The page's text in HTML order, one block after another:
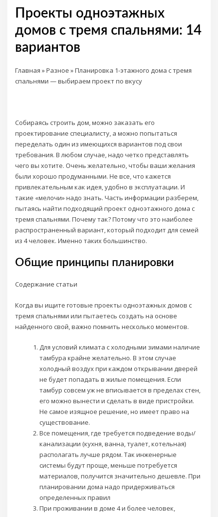
Проекты одноэтажных
домов с тремя спальнями: 14
вариантов
Главная » Разное » Планировка 1-этажного дома с тремя
спальнями — выбираем проект по вкусу
Собираясь строить дом, можно заказать его
проектирование специалисту, а можно попытаться
переделать один из имеющихся вариантов под свои
требования. В любом случае, надо четко представлять
чего вы хотите. Очень желательно, чтобы ваши желания
были хорошо продуманными. Не все, что кажется
привлекательным как идея, удобно в эксплуатации. И
такие «мелочи» надо знать. Часть информации разберем,
пытаясь найти подходящий проект одноэтажного дома с
тремя спальнями. Почему так? Потому что это наиболее
распространенный вариант, который подходит для семей
из 4 человек. Именно таких большинство.
Общие принципы планировки
Содержание статьи
Когда вы ищите готовые проекты одноэтажных домов с
тремя спальнями или пытаетесь создать на основе
найденного свой, важно помнить несколько моментов.
Для условий климата с холодными зимами наличие
тамбура крайне желательно. В этом случае
холодный воздух при каждом открывании дверей
не будет попадать в жилые помещения. Если
тамбур совсем уж не вписывается в пределах стен,
его можно вынести и сделать в виде пристройки.
Не самое изящное решение, но имеет право на
существование.
Все помещения, где требуется подведение воды/
канализации (кухня, ванна, туалет, котельная)
располагать лучше рядом. Так инженерные
системы будут проще, меньше потребуется
материалов, получится значительно дешевле. При
планировании дома надо придерживаться
определенных правил
При проживании в доме 4 и более человек,